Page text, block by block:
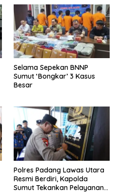
Selama Sepekan BNNP
Sumut ‘Bongkar’ 3 Kasus
Besar
Polres Padang Lawas Utara
Resmi Berdiri, Kapolda
Sumut Tekankan Pelayanan